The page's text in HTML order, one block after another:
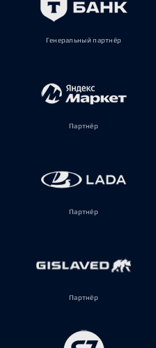
Генеральный партнёр
Партнёр
Партнёр
Партнёр